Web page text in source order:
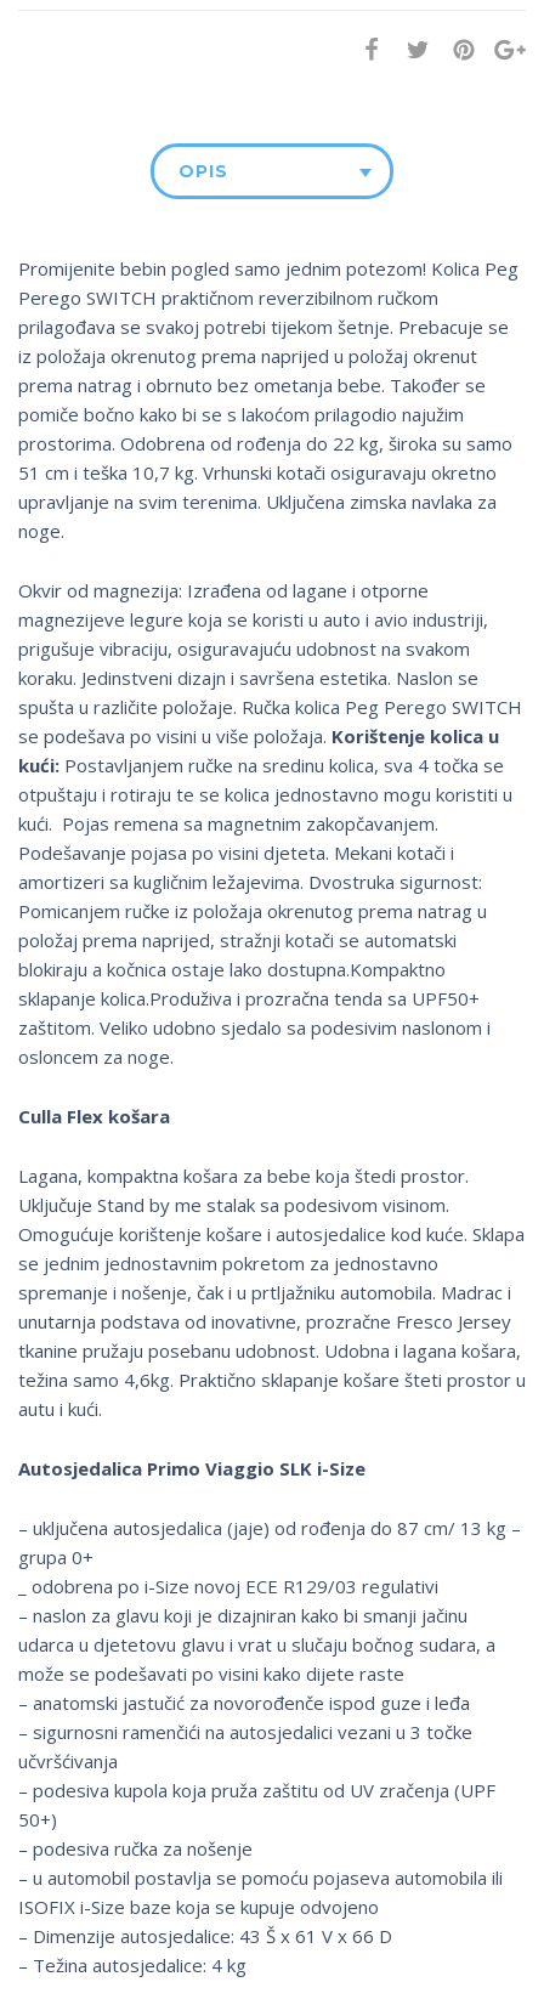
OPIS
Promijenite bebin pogled samo jednim potezom! Kolica Peg
Perego SWITCH praktičnom reverzibilnom ručkom
prilagođava se svakoj potrebi tijekom šetnje. Prebacuje se
iz položaja okrenutog prema naprijed u položaj okrenut
prema natrag i obrnuto bez ometanja bebe. Također se
pomiče bočno kako bi se s lakoćom prilagodio najužim
prostorima. Odobrena od rođenja do 22 kg, široka su samo
51 cm i teška 10,7 kg. Vrhunski kotači osiguravaju okretno
upravljanje na svim terenima. Uključena zimska navlaka za
noge.
Okvir od magnezija: Izrađena od lagane i otporne
magnezijeve legure koja se koristi u auto i avio industriji,
prigušuje vibraciju, osiguravajuću udobnost na svakom
koraku. Jedinstveni dizajn i savršena estetika. Naslon se
spušta u različite položaje. Ručka kolica Peg Perego SWITCH
se podešava po visini u više položaja. Korištenje kolica u
kući: Postavljanjem ručke na sredinu kolica, sva 4 točka se
otpuštaju i rotiraju te se kolica jednostavno mogu koristiti u
kući. Pojas remena sa magnetnim zakopčavanjem.
Podešavanje pojasa po visini djeteta. Mekani kotači i
amortizeri sa kugličnim ležajevima. Dvostruka sigurnost:
Pomicanjem ručke iz položaja okrenutog prema natrag u
položaj prema naprijed, stražnji kotači se automatski
blokiraju a kočnica ostaje lako dostupna.Kompaktno
sklapanje kolica.Produživa i prozračna tenda sa UPF50+
zaštitom. Veliko udobno sjedalo sa podesivim naslonom i
osloncem za noge.
Culla Flex košara
Lagana, kompaktna košara za bebe koja štedi prostor.
Uključuje Stand by me stalak sa podesivom visinom.
Omogućuje korištenje košare i autosjedalice kod kuće. Sklapa
se jednim jednostavnim pokretom za jednostavno
spremanje i nošenje, čak i u prtljažniku automobila. Madrac i
unutarnja podstava od inovativne, prozračne Fresco Jersey
tkanine pružaju posebanu udobnost. Udobna i lagana košara,
težina samo 4,6kg. Praktično sklapanje košare šteti prostor u
autu i kući.
Autosjedalica Primo Viaggio SLK i-Size
– uključena autosjedalica (jaje) od rođenja do 87 cm/ 13 kg –
grupa 0+
_ odobrena po i-Size novoj ECE R129/03 regulativi
– naslon za glavu koji je dizajniran kako bi smanji jačinu
udarca u djetetovu glavu i vrat u slučaju bočnog sudara, a
može se podešavati po visini kako dijete raste
– anatomski jastučić za novorođenče ispod guze i leđa
– sigurnosni ramenčići na autosjedalici vezani u 3 točke
učvršćivanja
– podesiva kupola koja pruža zaštitu od UV zračenja (UPF
50+)
– podesiva ručka za nošenje
– u automobil postavlja se pomoću pojaseva automobila ili
ISOFIX i-Size baze koja se kupuje odvojeno
– Dimenzije autosjedalice: 43 Š x 61 V x 66 D
– Težina autosjedalice: 4 kg